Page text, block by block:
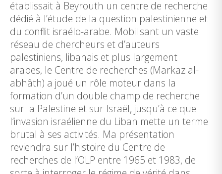
établissait à Beyrouth un centre de recherche
dédié à l’étude de la question palestinienne et
du conflit israélo-arabe. Mobilisant un vaste
réseau de chercheurs et d’auteurs
palestiniens, libanais et plus largement
arabes, le Centre de recherches (Markaz al-
abhâth) a joué un rôle moteur dans la
formation d’un double champ de recherche
sur la Palestine et sur Israël, jusqu’à ce que
l’invasion israélienne du Liban mette un terme
brutal à ses activités. Ma présentation
reviendra sur l’histoire du Centre de
recherches de l’OLP entre 1965 et 1983, de